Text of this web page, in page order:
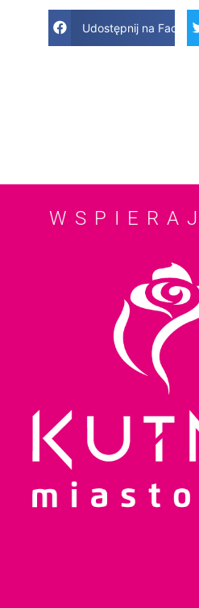
Udostępnij na